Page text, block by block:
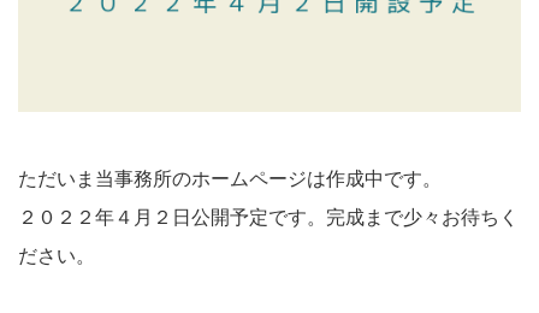
ただいま当事務所のホームページは作成中です。
２０２２年４月２日公開予定です。完成まで少々お待ちく
ださい。